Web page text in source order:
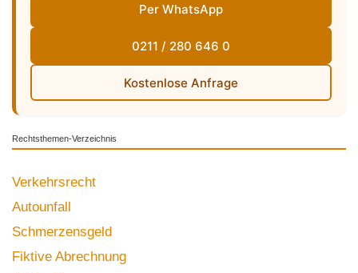
Per WhatsApp
0211 / 280 646 0
Kostenlose Anfrage
Rechtsthemen-Verzeichnis
Verkehrsrecht
Autounfall
Schmerzensgeld
Fiktive Abrechnung